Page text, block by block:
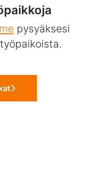
pysyäksesi